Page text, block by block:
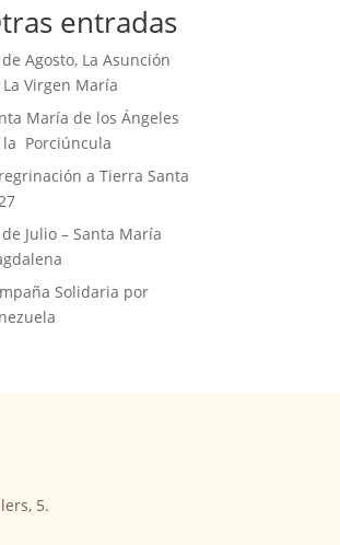
entradas
Agosto, La Asunción
Virgen María
María de los Ángeles
la Porciúncula
a Tierra Santa
Julio – Santa María
Solidaria por
5.